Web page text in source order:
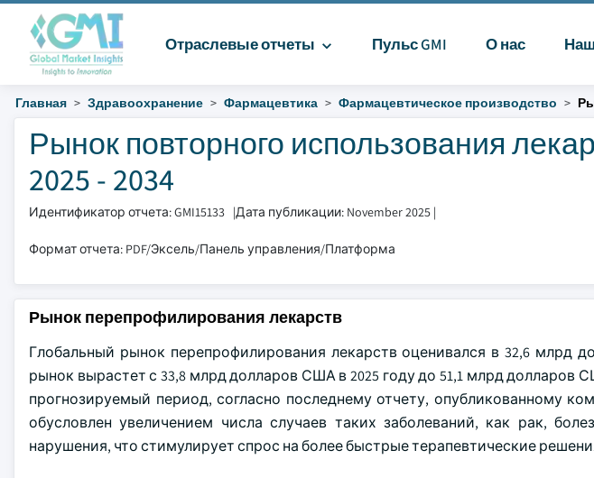
Отраслевые отчеты Пульс GMI О нас
Главная Здравоохранение Фармацевтика Фармацевтическое производство
Рынок повторного использования
2025 - 2034
Идентификатор отчета: GMI15133 |Дата публикации: November 2025 |
Формат отчета: PDF/Эксель/Панель управления/Платформа
Рынок перепрофилирования лекарств
Глобальный рынок перепрофилирования лекарств оценивался в 32,6 млрд
рынок вырастет с 33,8 млрд долларов США в 2025 году до 51,1 млрд долларов
прогнозируемый период, согласно последнему отчету, опубликованному
обусловлен увеличением числа случаев таких заболеваний, как рак,
нарушения, что стимулирует спрос на более быстрые терапевтические